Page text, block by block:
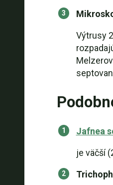
Výtrusy
Jafnea
je väčší